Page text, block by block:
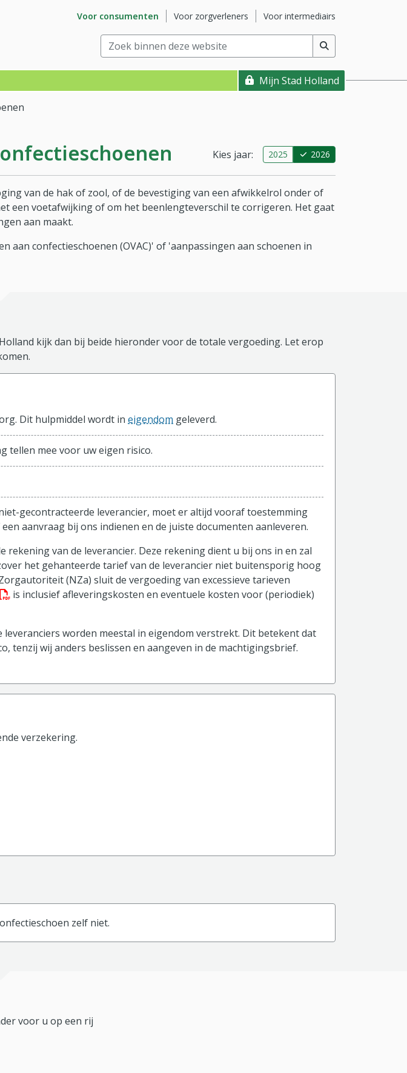
Ga naar subsite
Voor consumenten Ga naar subsite
Voor zorgverleners Ga naar subsite
Voor intermediairs
Zoek binnen deze website(min. 2 tekens)
Mijn Stad Holland
Kies jaar: 2025 2026
van de hak of zool, of de bevestiging van een afwikkelrol onder of
een voetafwijking of om het beenlengteverschil te corrigeren. Het gaat
aan maakt.
confectieschoenen (OVAC)' of 'aanpassingen aan schoenen in
kijk dan bij beide hieronder voor de totale vergoeding. Let erop
Dit hulpmiddel wordt in eigendom geleverd.
tellen mee voor uw eigen risico.
gecontracteerde leverancier, moet er altijd vooraf toestemming
aanvraag bij ons indienen en de juiste documenten aanleveren.
rekening van de leverancier. Deze rekening dient u bij ons in en zal
het gehanteerde tarief van de leverancier niet buitensporig hoog
(NZa) sluit de vergoeding van excessieve tarieven
bestand, download bestand)
is inclusief afleveringskosten en eventuele kosten voor (periodiek)
worden meestal in eigendom verstrekt. Dit betekent dat
tenzij wij anders beslissen en aangeven in de machtigingsbrief.
verzekering.
zelf niet.
voor u op een rij